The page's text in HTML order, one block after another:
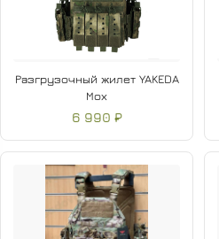
Разгрузочный жилет YAKEDA
Мох
6 990 ₽